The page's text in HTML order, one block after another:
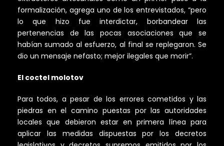
formalización, agrega uno de los entrevistados, “pero
lo que hizo fue interdictar, borbandear las
pertenencias de las pocas asociaciones que se
habían sumado al esfuerzo, al final se replegaron. Se
dio un mensaje nefasto; mejor ilegales que morir”.
El coctel molotov
Para todos, a pesar de los errores cometidos y las
piedras en el camino puestas por las autoridades
locales que debieron estar en primera línea para
aplicar las medidas dispuestas por los decretos